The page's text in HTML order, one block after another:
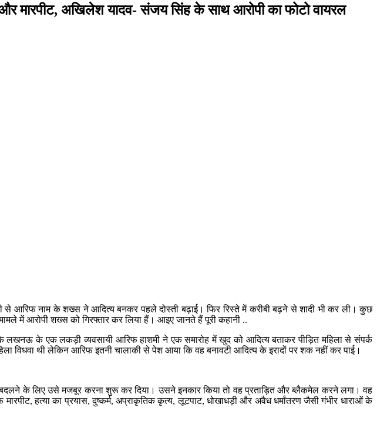
मारपीट, अखिलेश यादव- संजय सिंह के साथ आरोपी का फोटो वायरल
से आरिफ नाम के शख्स ने आदित्य बनकर पहले दोस्ती बढ़ाई। फिर रिस्ते में करीबी बढ़ने से शादी भी कर ली। कुछ
में आरोपी शख्स को गिरफ्तार कर लिया हैं। आइए जानते हैं पूरी कहानी ..
के एक लकड़ी व्यवसायी आरिफ हाशमी ने एक समारोह में खुद को आदित्य बताकर पीड़ित महिला से संपर्क
विधवा थी लेकिन आरिफ इतनी चालाकी से पेश आया कि वह बनावटी आदित्य के इरादों पर शक नहीं कर पाई।
के लिए उसे मजबूर करना शुरू कर दिया। उसने इनकार किया तो वह प्रताड़ित और ब्लैकमेल करने लगा। वह
हत्या का प्रयास, दुष्कर्म, अप्राकृतिक कृत्य, लूटपाट, धोखाधड़ी और अवैध धर्मांतरण जैसी गंभीर धाराओं के